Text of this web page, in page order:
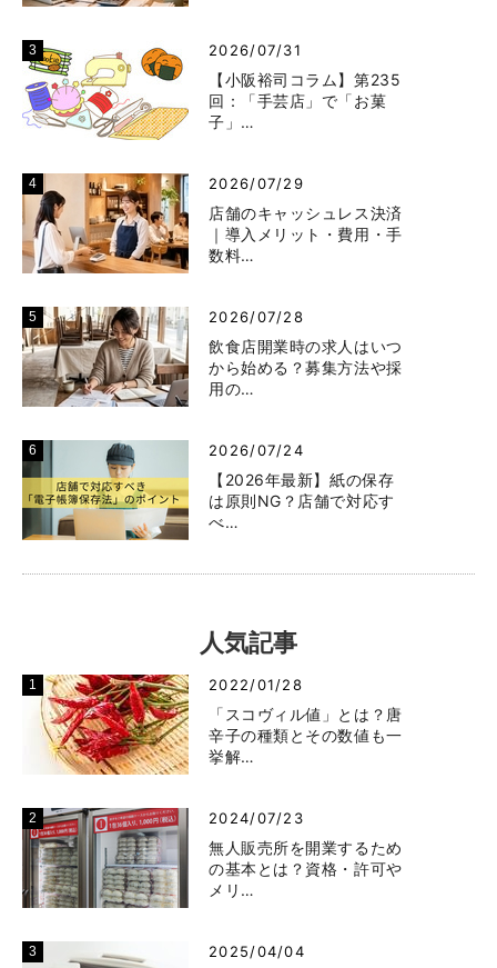
2026/07/31
【小阪裕司コラム】第235
回：「手芸店」で「お菓
子」…
2026/07/29
店舗のキャッシュレス決済
｜導入メリット・費用・手
数料…
2026/07/28
飲食店開業時の求人はいつ
から始める？募集方法や採
用の…
2026/07/24
【2026年最新】紙の保存
は原則NG？店舗で対応す
べ…
人気記事
2022/01/28
「スコヴィル値」とは？唐
辛子の種類とその数値も一
挙解…
2024/07/23
無人販売所を開業するため
の基本とは？資格・許可や
メリ…
2025/04/04